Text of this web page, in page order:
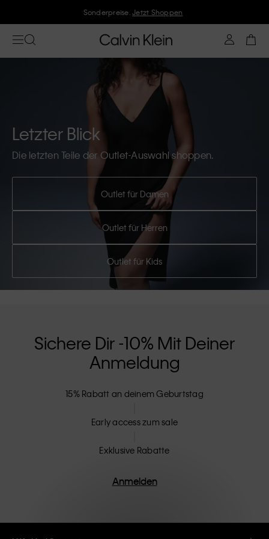
Sonderpreise.Jetzt Shoppen
Letzter Blick
Die letzten Teile der Outlet-Auswahl shoppen.
Outlet für Damen
Outlet für Herren
Outlet für Kids
Sichere Dir -10% Mit Deiner
Anmeldung
15% Rabatt an deinem Geburtstag
Early access zum sale
Exklusive Rabatte
Anmelden